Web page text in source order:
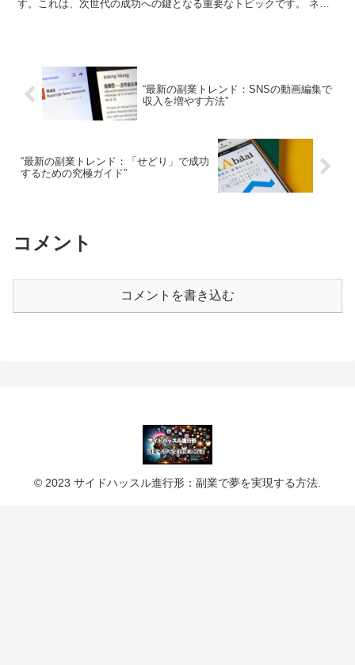
す。これは、次世代の成功への鍵となる重要なトピックです。 ネッ
“最新の副業トレンド：SNSの動画編集で
収入を増やす方法”
“最新の副業トレンド：「せどり」で成功
するための究極ガイド”
コメント
コメントを書き込む
© 2023 サイドハッスル進行形：副業で夢を実現する方法.